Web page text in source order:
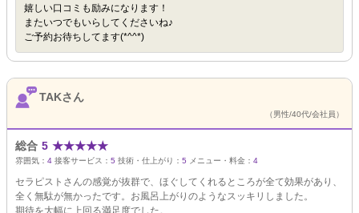
嬉しい口コミも励みになります！
またいつでもいらしてくださいね♪
ご予約お待ちしてます(*^^*)
TAKさん
（男性/40代/会社員）
総合 5 ★★★★★
雰囲気： 4 接客サービス： 5 技術・仕上がり： 5 メニュー・料金： 4
セラピストさんの感覚が抜群で、ほぐしてくれるところが全て効果があり、
全く無駄が無かったです。お風呂上がりのようなスッキリしました。
期待を大幅に上回る満足度でした。